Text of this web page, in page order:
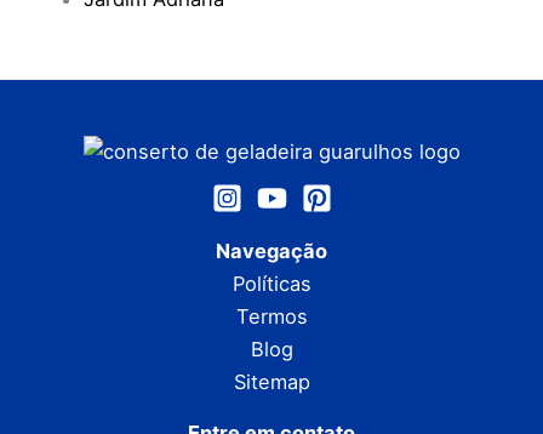
Navegação
Políticas
Termos
Blog
Sitemap